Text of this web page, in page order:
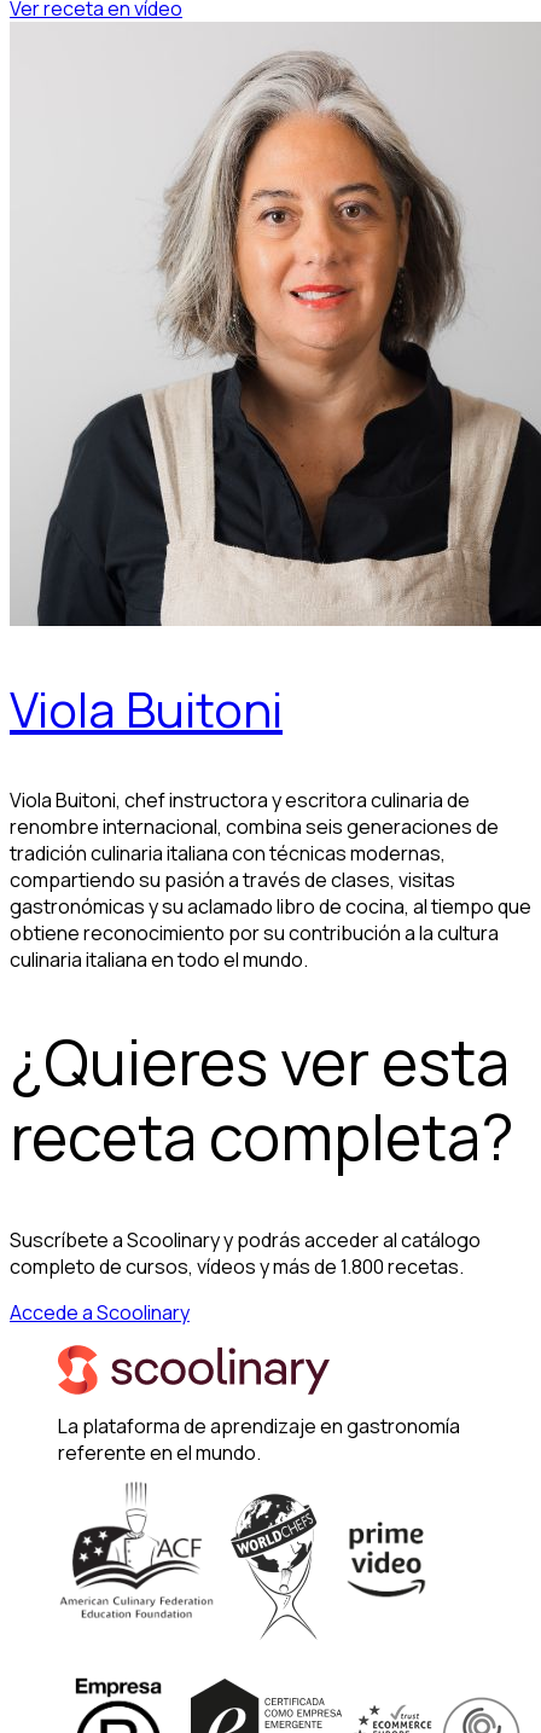
Ver receta en vídeo
Viola Buitoni
Viola Buitoni, chef instructora y escritora culinaria de
renombre internacional, combina seis generaciones de
tradición culinaria italiana con técnicas modernas,
compartiendo su pasión a través de clases, visitas
gastronómicas y su aclamado libro de cocina, al tiempo que
obtiene reconocimiento por su contribución a la cultura
culinaria italiana en todo el mundo.
¿Quieres ver esta
receta completa?
Suscríbete a Scoolinary y podrás acceder al catálogo
completo de cursos, vídeos y más de 1.800 recetas.
Accede a Scoolinary
La plataforma de aprendizaje en gastronomía
referente en el mundo.